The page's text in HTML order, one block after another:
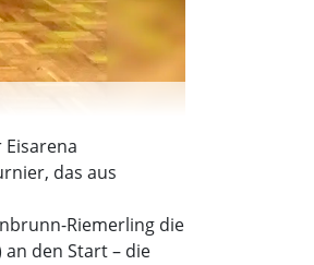
das aus
Riemerling die
an den Start – die